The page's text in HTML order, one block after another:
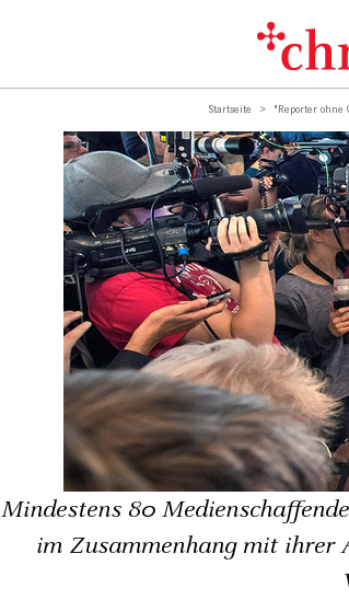
Startseite "Reporter ohne
Mindestens 80
im Zusammenhang mit ihrer